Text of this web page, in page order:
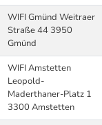
WIFI Gmünd Weitraer
Straße 44 3950
Gmünd
WIFI Amstetten
Leopold-
Maderthaner-Platz 1
3300 Amstetten